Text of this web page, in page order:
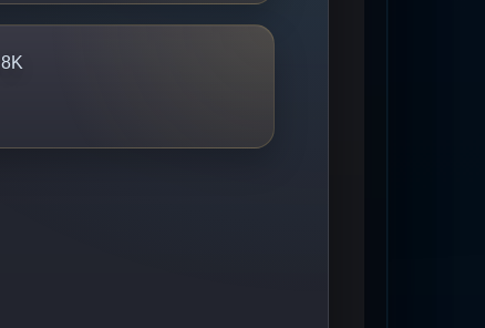
8K